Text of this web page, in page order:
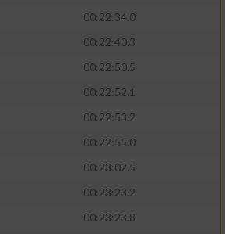
00:22:34.0
00:22:40.3
00:22:50.5
00:22:52.1
00:22:53.2
00:22:55.0
00:23:02.5
00:23:23.2
00:23:23.8